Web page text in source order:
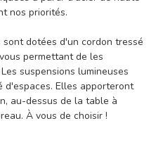
nos priorités.
dotées d'un cordon tressé
permettant de les
suspensions lumineuses
Elles apporteront
au-dessus de la table à
À vous de choisir !